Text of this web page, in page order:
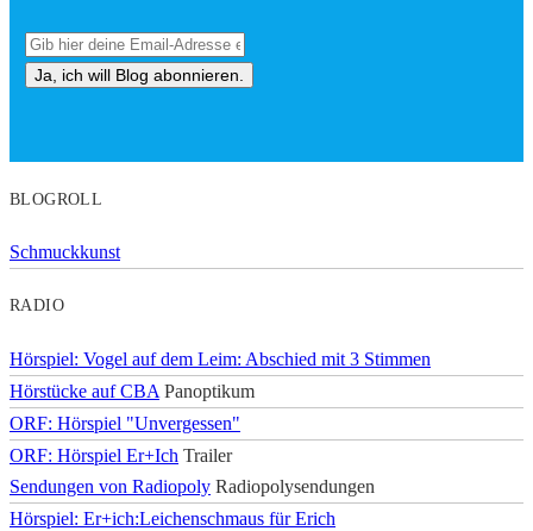
BLOGROLL
Schmuckkunst
RADIO
Hörspiel: Vogel auf dem Leim: Abschied mit 3 Stimmen
Hörstücke auf CBA Panoptikum
ORF: Hörspiel "Unvergessen"
ORF: Hörspiel Er+Ich Trailer
Sendungen von Radiopoly Radiopolysendungen
Hörspiel: Er+ich:Leichenschmaus für Erich